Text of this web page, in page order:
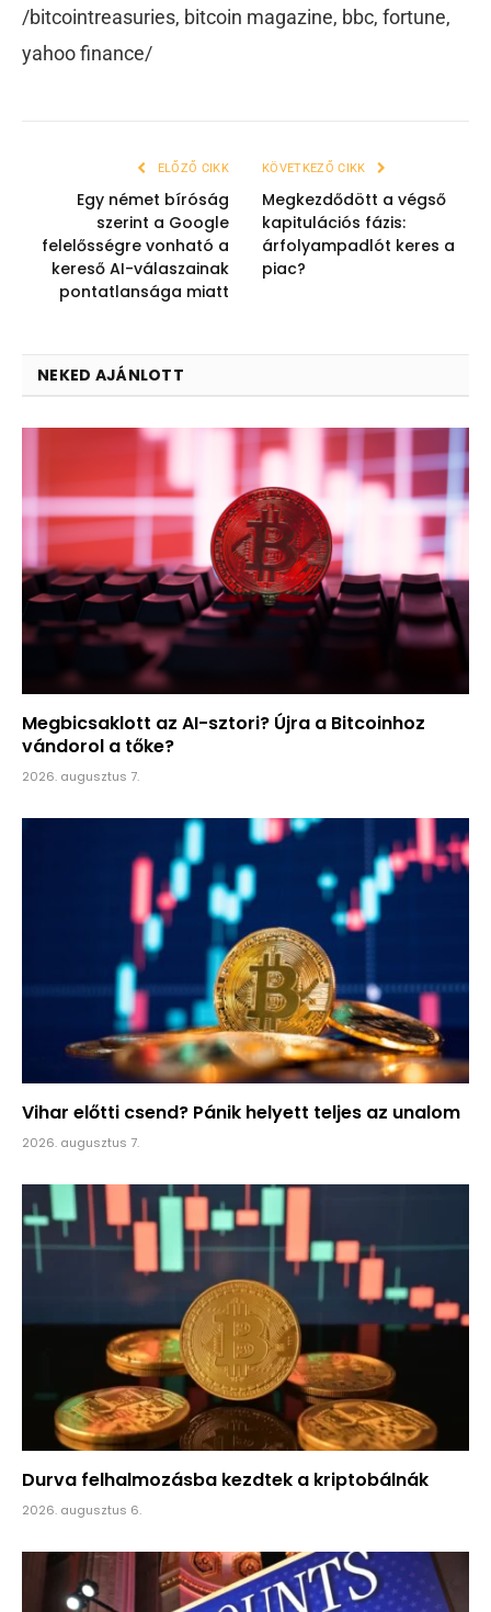
/bitcointreasuries, bitcoin magazine, bbc, fortune,
yahoo finance/
ELŐZŐ CIKK
Egy német bíróság
szerint a Google
felelősségre vonható a
kereső AI-válaszainak
pontatlansága miatt
KÖVETKEZŐ CIKK
Megkezdődött a végső
kapitulációs fázis:
árfolyampadlót keres a
piac?
NEKED AJÁNLOTT
Megbicsaklott az AI-sztori? Újra a Bitcoinhoz
vándorol a tőke?
2026. augusztus 7.
Vihar előtti csend? Pánik helyett teljes az unalom
2026. augusztus 7.
Durva felhalmozásba kezdtek a kriptobálnák
2026. augusztus 6.